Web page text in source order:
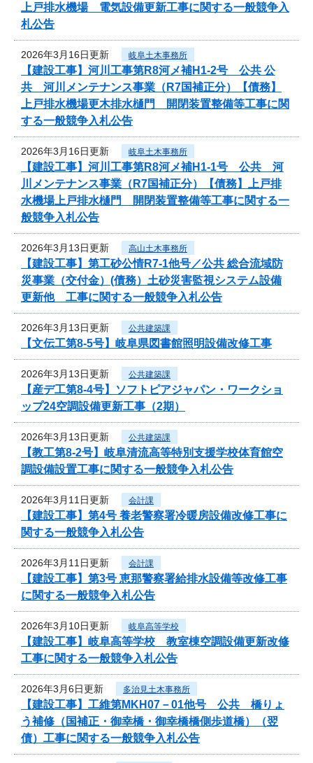
上戸排水機場 電気設備更新工事に関する一般競争入
札公告
2026年3月16日更新 岐阜土木事務所
【建設工事】河川工事第R8河メ補H1-2号 公共 公
共 河川メンテナンス事業（R7国補正分）【債務】
上戸排水機場更木排水樋門 開閉装置整備等工事に関
する一般競争入札公告
2026年3月16日更新 岐阜土木事務所
【建設工事】河川工事第R8河メ補H1-1号 公共 河
川メンテナンス事業（R7国補正分）【債務】上戸排
水機場上戸排水樋門 開閉装置整備等工事に関する一
般競争入札公告
2026年3月13日更新 高山土木事務所
【建設工事】第工砂公情R7-1他号／公共 総合流域防
災事業（交付金）(債務）土砂災害監視システム設備
更新他 工事に関する一般競争入札公告
2026年3月13日更新 公共建築課
【文伝工第8-5号】岐阜県図書館照明設備改修工事
2026年3月13日更新 公共建築課
【産デ工第8-4号】ソフトピアジャパン・ワークショ
ップ24空調設備更新工事（2期）
2026年3月13日更新 公共建築課
【教工第8-2号】岐阜清流高等特別支援学校体育館空
調設備設置工事に関する一般競争入札公告
2026年3月11日更新 会計課
【建設工事】第4号 養老警察署冷暖房設備改修工事に
関する一般競争入札公告
2026年3月11日更新 会計課
【建設工事】第3号 恵那警察署給排水設備等改修工事
に関する一般競争入札公告
2026年3月10日更新 岐阜高等学校
【建設工事】岐阜高等学校 教室棟空調設備更新改修
工事に関する一般競争入札公告
2026年3月6日更新 多治見土木事務所
【建設工事】工維第MKH07－01他号 公共 橋りょ
う補修（国補正・御幸橋・御幸橋橋側歩道橋）（翌
債）工事に関する一般競争入札公告